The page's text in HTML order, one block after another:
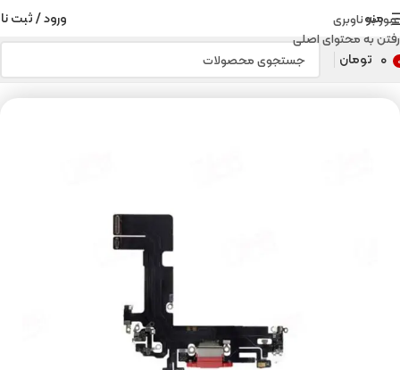
عبور به ناوبری
رفتن به محتوای اصلی
منو ورود / ثبت
۰ تومان خانه قطعات موبایل قطعات موبایل اپل